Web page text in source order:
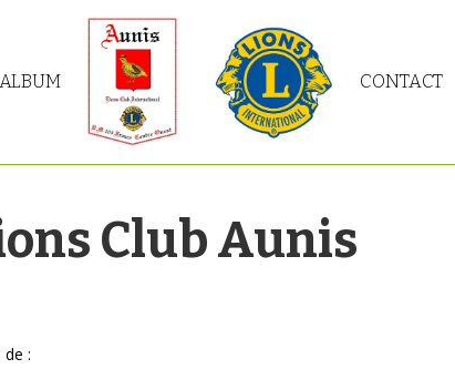
ALBUM CONTACT
Club Aunis
: